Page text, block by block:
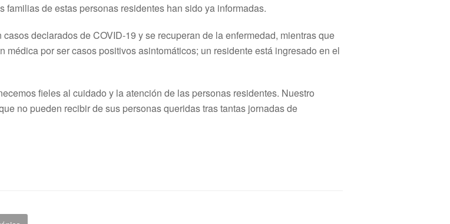
de estas personas residentes han sido ya informadas.
declarados de COVID-19 y se recuperan de la enfermedad, mientras que
por ser casos positivos asintomáticos; un residente está ingresado en el
fieles al cuidado y la atención de las personas residentes. Nuestro
no pueden recibir de sus personas queridas tras tantas jornadas de